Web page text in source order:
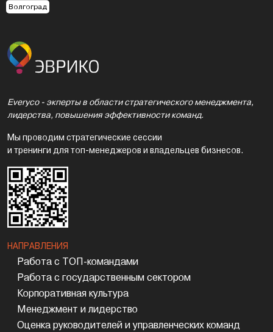
Волгоград
Everyco - экперты в области стратегического менеджмента,
лидерства, повышения эффективности команд.
Мы проводим стратегические сессии
и тренинги для топ-менеджеров и владельцев бизнесов.
НАПРАВЛЕНИЯ
Работа с ТОП-командами
Работа с государственным сектором
Корпоративная культура
Менеджмент и лидерство
Оценка руководителей и управленческих команд